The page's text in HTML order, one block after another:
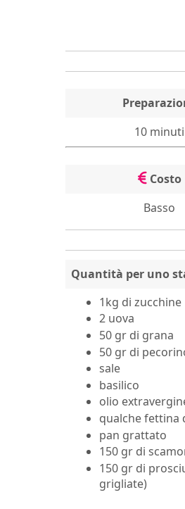
10 minuti
Costo
Basso
Quantità per uno
1kg di zucchine
2 uova
50 gr di grana
50 gr di
sale
basilico
olio
qualche fettina
pan grattato
150 gr di
150 gr di
grigliate)